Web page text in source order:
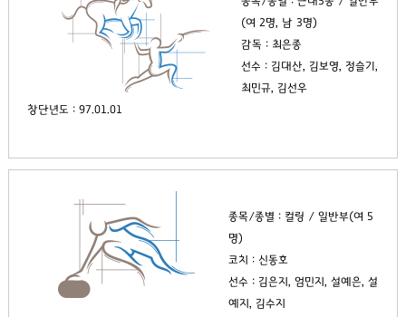
(여 2명, 남 3명)
감독 : 최은종
선수 : 김대산, 김보영, 정슬기,
최민규, 김선우
창단년도 : 97.01.01
종목/종별 : 컬링 / 일반부(여 5
명)
코치 : 신동호
선수 : 김은지, 엄민지, 설예은, 설
예지, 김수지